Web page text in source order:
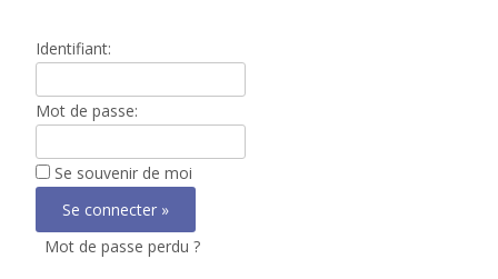
Identifiant:
Mot de passe:
Se souvenir de moi
Mot de passe perdu ?